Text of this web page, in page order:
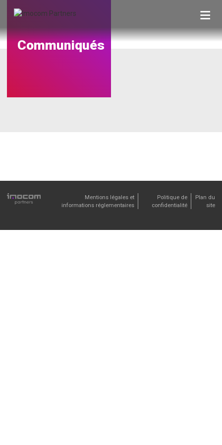
Communiqués
Mentions légales et
informations réglementaires
Politique de
confidentialité
Plan du
site